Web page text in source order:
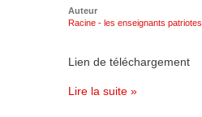
Auteur
Racine - les enseignants patriotes
Lien de téléchargement
Lire la suite »